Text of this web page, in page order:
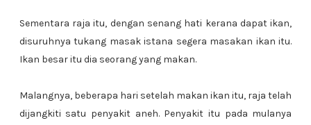
Sementara raja itu, dengan senang hati kerana dapat ikan,
disuruhnya tukang masak istana segera masakan ikan itu.
Ikan besar itu dia seorang yang makan.
Malangnya, beberapa hari setelah makan ikan itu, raja telah
dijangkiti satu penyakit aneh. Penyakit itu pada mulanya